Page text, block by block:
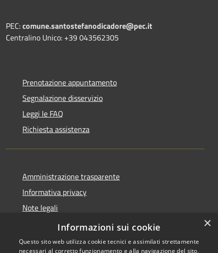
PEC:comune.santostefanodicadore@pec.it
Centralino Unico: +39 043562305
Prenotazione appuntamento
Segnalazione disservizio
Leggi le FAQ
Richiesta assistenza
Amministrazione trasparente
Informativa privacy
Note legali
Dichiarazione di accessibilità
×
Informazioni sui cookie
Questo sito web utilizza cookie tecnici e assimilati strettamente
necessari al corretto funzionamento e alla navigazione del sito,